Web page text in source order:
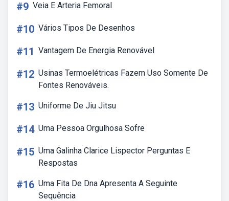
#9 Veia E Arteria Femoral
#10 Vários Tipos De Desenhos
#11 Vantagem De Energia Renovável
#12 Usinas Termoelétricas Fazem Uso Somente De
Fontes Renováveis.
#13 Uniforme De Jiu Jitsu
#14 Uma Pessoa Orgulhosa Sofre
#15 Uma Galinha Clarice Lispector Perguntas E
Respostas
#16 Uma Fita De Dna Apresenta A Seguinte
Sequência